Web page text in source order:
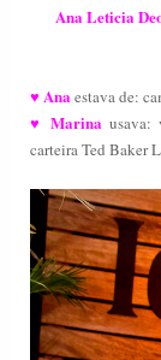
Ana Leticia
♥ Anaestava de:
♥ Marinausava:
carteira Ted Baker